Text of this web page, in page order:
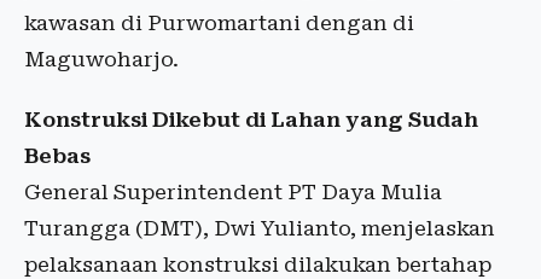
kawasan di Purwomartani dengan di
Maguwoharjo.
Konstruksi Dikebut di Lahan yang Sudah
Bebas
General Superintendent PT Daya Mulia
Turangga (DMT), Dwi Yulianto, menjelaskan
pelaksanaan konstruksi dilakukan bertahap